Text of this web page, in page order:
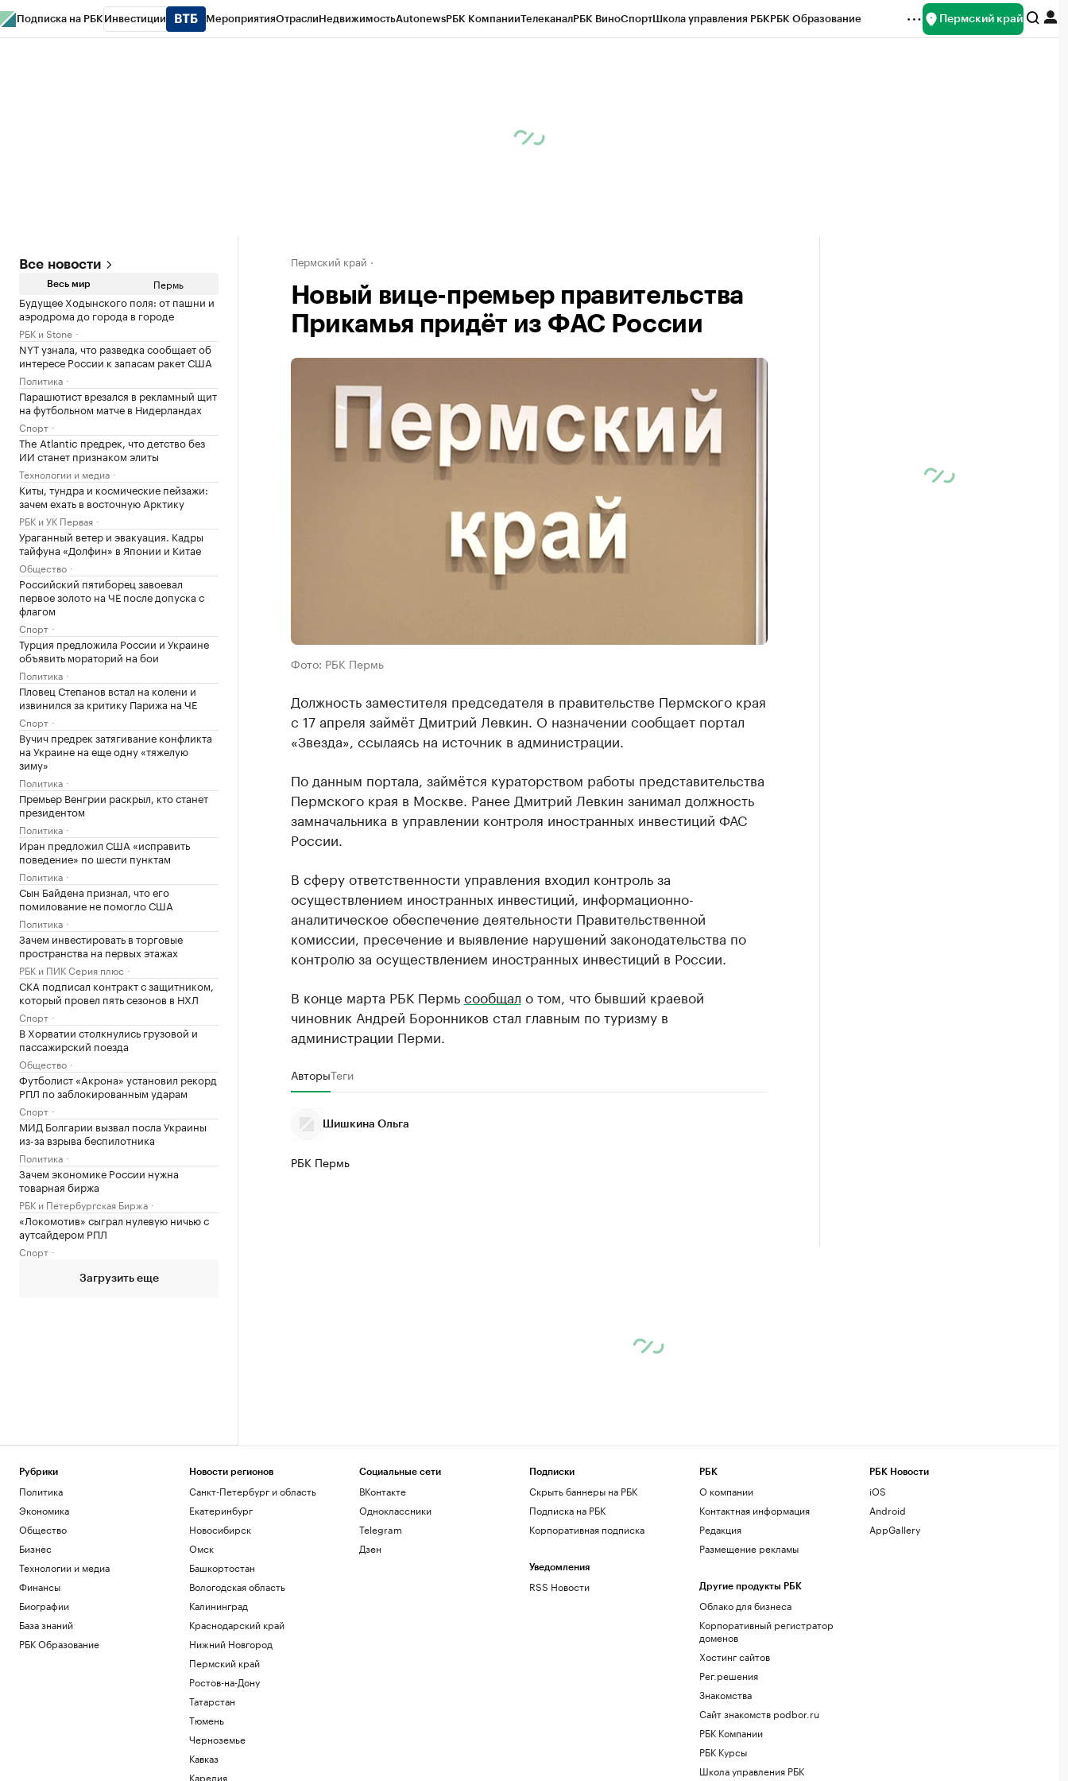
Подписка на РБК Инвестиции МероприятияОтраслиНедвижимостьAutonewsРБК КомпанииТелеканалРБК ВиноСпортШкола управления РБКРБК Образование Пермский край
Все новости
Весь мир Пермь
Будущее Ходынского поля: от пашни и
аэродрома до города в городе
РБК и Stone
NYT узнала, что разведка сообщает об
интересе России к запасам ракет США
Политика
Парашютист врезался в рекламный щит
на футбольном матче в Нидерландах
Спорт
The Atlantic предрек, что детство без
ИИ станет признаком элиты
Технологии и медиа
Киты, тундра и космические пейзажи:
зачем ехать в восточную Арктику
РБК и УК Первая
Ураганный ветер и эвакуация. Кадры
тайфуна «Долфин» в Японии и Китае
Общество
Российский пятиборец завоевал
первое золото на ЧЕ после допуска с
флагом
Спорт
Турция предложила России и Украине
объявить мораторий на бои
Политика
Пловец Степанов встал на колени и
извинился за критику Парижа на ЧЕ
Спорт
Вучич предрек затягивание конфликта
на Украине на еще одну «тяжелую
зиму»
Политика
Премьер Венгрии раскрыл, кто станет
президентом
Политика
Иран предложил США «исправить
поведение» по шести пунктам
Политика
Сын Байдена признал, что его
помилование не помогло США
Политика
Зачем инвестировать в торговые
пространства на первых этажах
РБК и ПИК Серия плюс
СКА подписал контракт с защитником,
который провел пять сезонов в НХЛ
Спорт
В Хорватии столкнулись грузовой и
пассажирский поезда
Общество
Футболист «Акрона» установил рекорд
РПЛ по заблокированным ударам
Спорт
МИД Болгарии вызвал посла Украины
из-за взрыва беспилотника
Политика
Зачем экономике России нужна
товарная биржа
РБК и Петербургская Биржа
«Локомотив» сыграл нулевую ничью с
аутсайдером РПЛ
Спорт
Загрузить еще
Пермский край
Новый вице-премьер правительства
Прикамья придёт из ФАС России
Фото: РБК Пермь
Должность заместителя председателя в правительстве Пермского края
с 17 апреля займёт Дмитрий Левкин. О назначении сообщает портал
«Звезда», ссылаясь на источник в администрации.
По данным портала, займётся кураторством работы представительства
Пермского края в Москве. Ранее Дмитрий Левкин занимал должность
замначальника в управлении контроля иностранных инвестиций ФАС
России.
В сферу ответственности управления входил контроль за
осуществлением иностранных инвестиций, информационно-
аналитическое обеспечение деятельности Правительственной
комиссии, пресечение и выявление нарушений законодательства по
контролю за осуществлением иностранных инвестиций в России.
В конце марта РБК Пермьсообщал о том, что бывший краевой
чиновник Андрей Боронников стал главным по туризму в
администрации Перми.
АвторыТеги
Шишкина Ольга
РБК Пермь
Рубрики
Политика
Экономика
Общество
Бизнес
Технологии и медиа
Финансы
Биографии
База знаний
РБК Образование
Новости регионов
Санкт-Петербург и область
Екатеринбург
Новосибирск
Омск
Башкортостан
Вологодская область
Калининград
Краснодарский край
Нижний Новгород
Пермский край
Ростов-на-Дону
Татарстан
Тюмень
Черноземье
Кавказ
Карелия
Социальные сети
ВКонтакте
Одноклассники
Telegram
Дзен
Подписки
Скрыть баннеры на РБК
Подписка на РБК
Корпоративная подписка
Уведомления
RSS Новости
РБК
О компании
Контактная информация
Редакция
Размещение рекламы
Другие продукты РБК
Облако для бизнеса
Корпоративный регистратор
доменов
Хостинг сайтов
Рег.решения
Знакомства
Сайт знакомств podbor.ru
РБК Компании
РБК Курсы
Школа управления РБК
РБК Новости
iOS
Android
AppGallery